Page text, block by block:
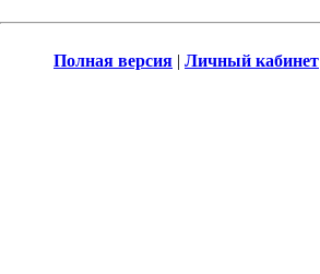
Полная версия | Личный кабинет